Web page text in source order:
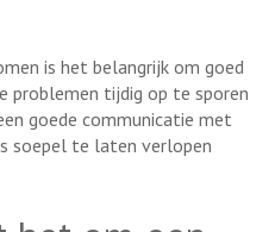
is het belangrijk om goed
problemen tijdig op te sporen
goede communicatie met
soepel te laten verlopen